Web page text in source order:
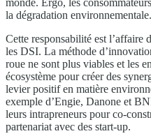
la dégradation environnementale.
Cette responsabilité est l’affaire
les DSI. La méthode
roue ne sont plus viables et les
écosystème pour créer des
levier positif en matière
exemple d’Engie, Danone et
leurs intrapreneurs pour co-
partenariat avec des start-up.